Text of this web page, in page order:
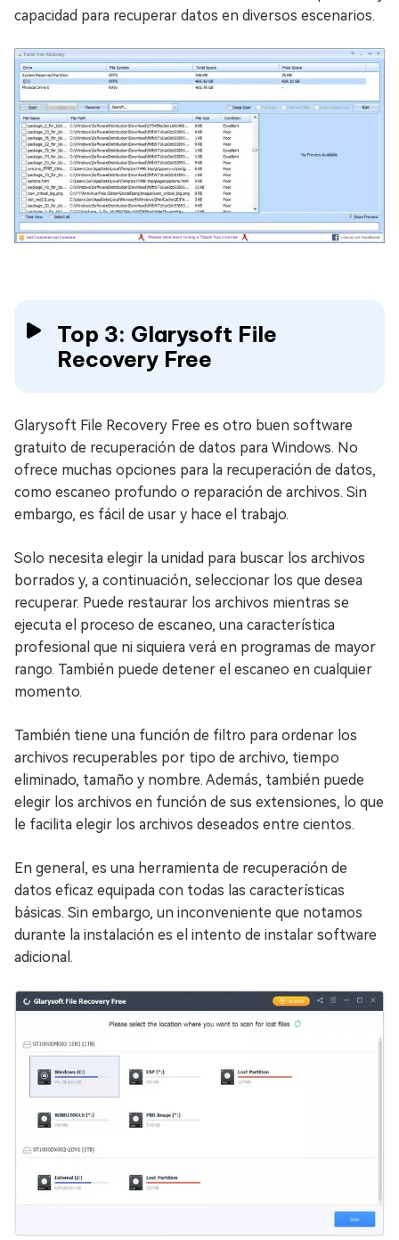
capacidad para recuperar datos en diversos escenarios.
Top 3: Glarysoft File
Recovery Free
Glarysoft File Recovery Free es otro buen software
gratuito de recuperación de datos para Windows. No
ofrece muchas opciones para la recuperación de datos,
como escaneo profundo o reparación de archivos. Sin
embargo, es fácil de usar y hace el trabajo.
Solo necesita elegir la unidad para buscar los archivos
borrados y, a continuación, seleccionar los que desea
recuperar. Puede restaurar los archivos mientras se
ejecuta el proceso de escaneo, una característica
profesional que ni siquiera verá en programas de mayor
rango. También puede detener el escaneo en cualquier
momento.
También tiene una función de filtro para ordenar los
archivos recuperables por tipo de archivo, tiempo
eliminado, tamaño y nombre. Además, también puede
elegir los archivos en función de sus extensiones, lo que
le facilita elegir los archivos deseados entre cientos.
En general, es una herramienta de recuperación de
datos eficaz equipada con todas las características
básicas. Sin embargo, un inconveniente que notamos
durante la instalación es el intento de instalar software
adicional.